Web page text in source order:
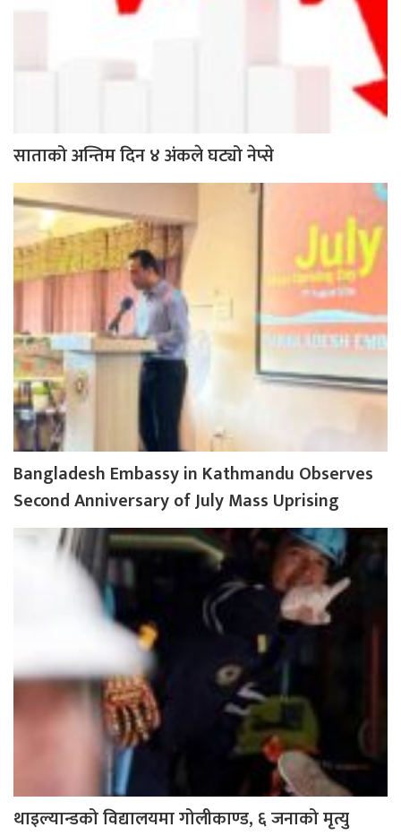
साताको अन्तिम दिन ४ अंकले घट्यो नेप्से
Bangladesh Embassy in Kathmandu Observes
Second Anniversary of July Mass Uprising
थाइल्यान्डको विद्यालयमा गोलीकाण्ड, ६ जनाको मृत्यु